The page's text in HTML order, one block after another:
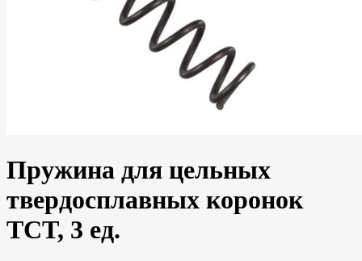
Пружина для цельных
твердосплавных коронок
TCT, 3 ед.